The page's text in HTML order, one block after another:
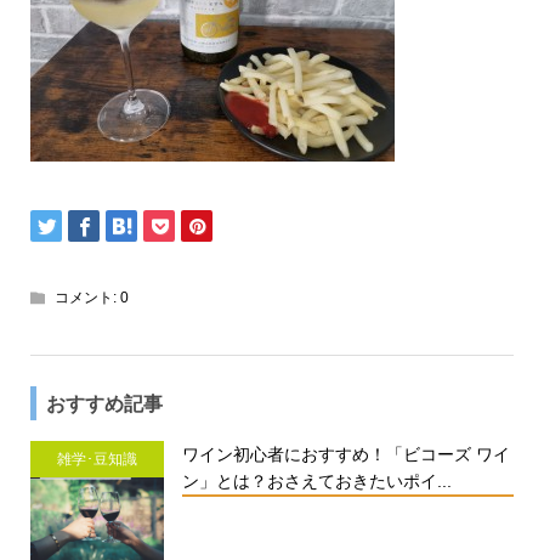
コメント: 0
おすすめ記事
雑学･豆知識
ワイン初心者におすすめ！「ビコーズ ワイ
ン」とは？おさえておきたいポイ...